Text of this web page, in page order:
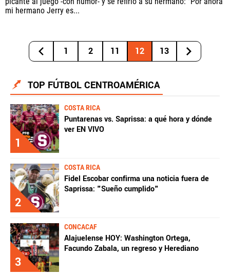
mi hermano Jerry es...
1 2 11 12 13
TOP FÚTBOL CENTROAMÉRICA
1
COSTA RICA
Puntarenas vs. Saprissa: a qué hora y dónde
ver EN VIVO
2
COSTA RICA
Fidel Escobar confirma una noticia fuera de
Saprissa: "Sueño cumplido"
3
CONCACAF
Alajuelense HOY: Washington Ortega,
Facundo Zabala, un regreso y Herediano